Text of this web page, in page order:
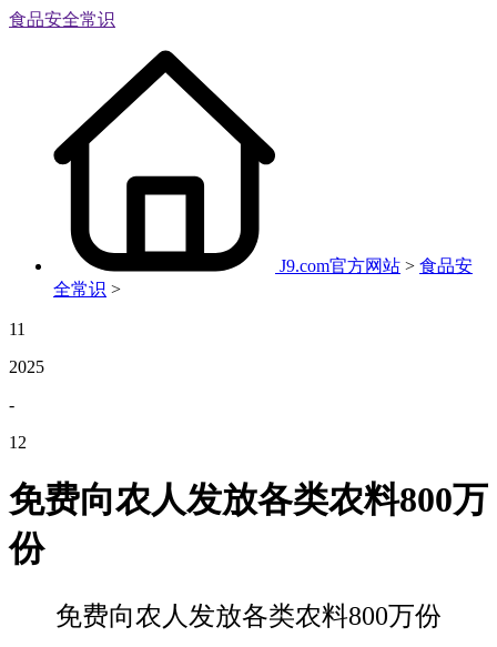
食品安全常识
J9.com官方网站 > 食品安
全常识 >
11
2025
-
12
免费向农人发放各类农料800万
份
免费向农人发放各类农料800万份